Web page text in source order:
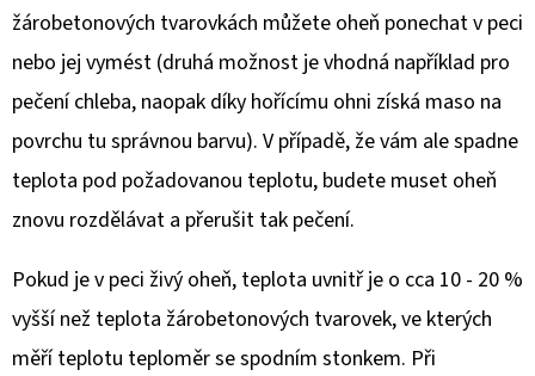
žárobetonových tvarovkách můžete oheň ponechat v peci
nebo jej vymést (druhá možnost je vhodná například pro
pečení chleba, naopak díky hořícímu ohni získá maso na
povrchu tu správnou barvu). V případě, že vám ale spadne
teplota pod požadovanou teplotu, budete muset oheň
znovu rozdělávat a přerušit tak pečení.
Pokud je v peci živý oheň, teplota uvnitř je o cca 10 - 20 %
vyšší než teplota žárobetonových tvarovek, ve kterých
měří teplotu teploměr se spodním stonkem. Při